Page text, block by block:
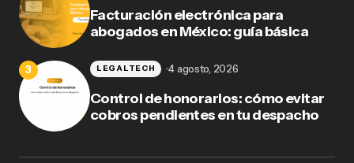
Facturación electrónica para
abogados en México: guía básica
Control de honorarios: cómo evitar
cobros pendientes en tu despacho
LEGALTECH 4 agosto, 2026